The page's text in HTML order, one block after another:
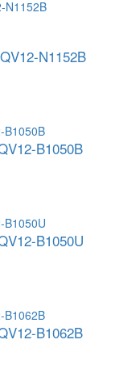
N1152B
B1050B
B1050U
B1062B